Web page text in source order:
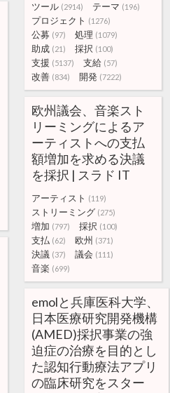
ツール (2914) テーマ (196)
プロジェクト (1276)
公募 (97) 処理 (1079)
助成 (21) 採択 (100)
支援 (5137) 支給 (57)
改善 (834) 開発 (7222)
欧州議会、音楽スト
リーミングによるア
ーティストへの支払
額増加を求める決議
を採択 | スラド IT
アーティスト (119)
ストリーミング (275)
増加 (797) 採択 (100)
支払 (62) 欧州 (371)
決議 (37) 議会 (111)
音楽 (699)
emolと兵庫医科大学、
日本医療研究開発機構
(AMED)採択事業の強
迫症の治療を目的とし
た認知行動療法アプリ
の臨床研究をスター